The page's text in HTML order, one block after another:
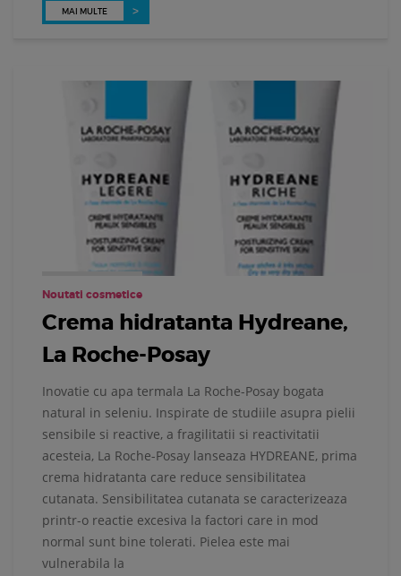
MAI MULTE
Noutati cosmetice
Crema hidratanta Hydreane,
La Roche-Posay
Inovatie cu apa termala La Roche-Posay bogata
natural in seleniu. Inspirate de studiile asupra pielii
sensibile si reactive, a fragilitatii si reactivitatii
acesteia, La Roche-Posay lanseaza HYDREANE, prima
crema hidratanta care reduce sensibilitatea
cutanata. Sensibilitatea cutanata se caracterizeaza
printr-o reactie excesiva la factori care in mod
normal sunt bine tolerati. Pielea este mai
vulnerabila la